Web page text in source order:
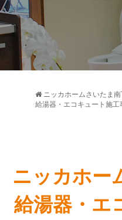
ニッカホームさいたま
給湯器・エコキュート施工
ニッカホー
給湯器・エ